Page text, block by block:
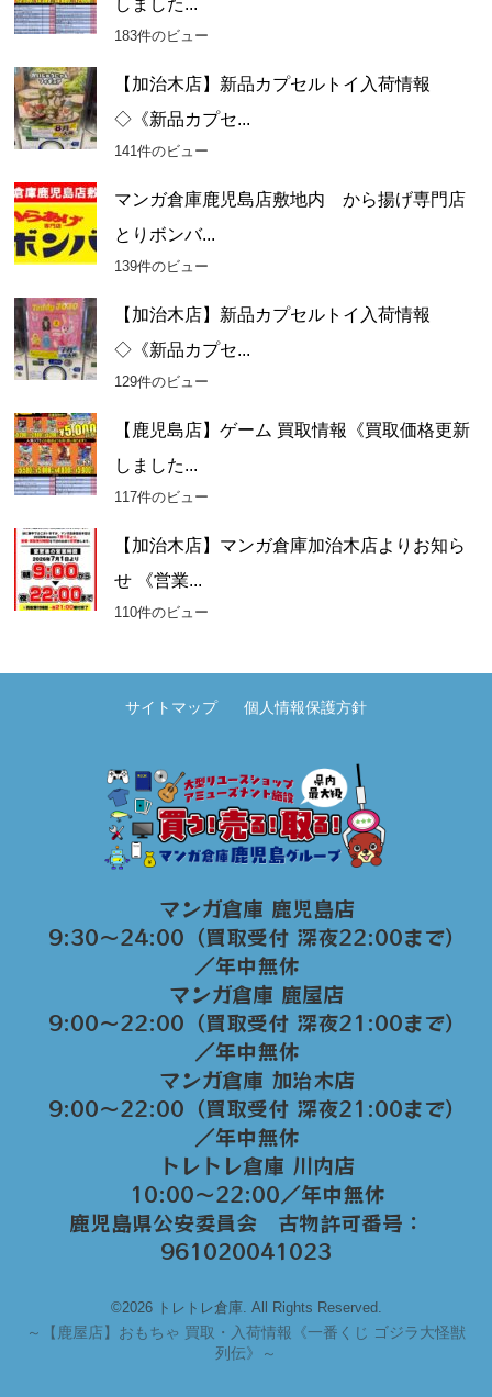
しました...
183件のビュー
【加治木店】新品カプセルトイ入荷情報
◇《新品カプセ...
141件のビュー
マンガ倉庫鹿児島店敷地内 から揚げ専門店
とりボンバ...
139件のビュー
【加治木店】新品カプセルトイ入荷情報
◇《新品カプセ...
129件のビュー
【鹿児島店】ゲーム 買取情報《買取価格更新
しました...
117件のビュー
【加治木店】マンガ倉庫加治木店よりお知ら
せ 《営業...
110件のビュー
サイトマップ 個人情報保護方針
マンガ倉庫 鹿児島店
9:30～24:00（買取受付 深夜22:00まで）
／年中無休
マンガ倉庫 鹿屋店
9:00～22:00（買取受付 深夜21:00まで）
／年中無休
マンガ倉庫 加治木店
9:00〜22:00（買取受付 深夜21:00まで）
／年中無休
トレトレ倉庫 川内店
10:00〜22:00／年中無休
鹿児島県公安委員会 古物許可番号：
961020041023
©2026 トレトレ倉庫. All Rights Reserved.
～
【鹿屋店】おもちゃ 買取・入荷情報《一番くじ ゴジラ大怪獣
列伝》～